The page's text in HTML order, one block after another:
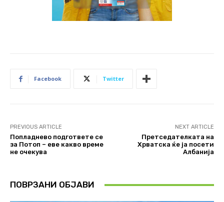
Facebook Twitter
PREVIOUS ARTICLE
Попладнево подгответе се
за Потоп – еве какво време
не очекува
NEXT ARTICLE
Претседателката на
Хрватска ќе ја посети
Албанија
ПОВРЗАНИ ОБЈАВИ